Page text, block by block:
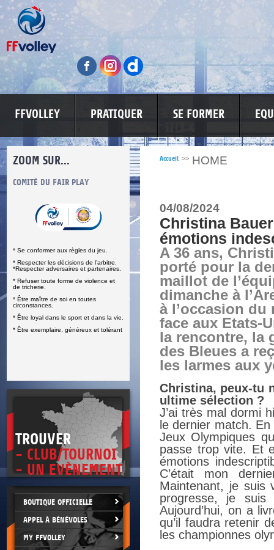
FFVOLLEY PRATIQUER SE FORMER
ZOOM SUR...
COMITÉ DU FAIR PLAY
* Se conformer aux règles du jeu.
* Respecter les décisions de l’arbitre.
*Respecter adversaires et partenaires.
* Refuser toute forme de violence et
de tricherie.
* Être maître de soi en toutes
circonstances.
* Être loyal dans le sport et dans la vie.
* Être exemplaire, généreux et tolérant
LUTTE CONTRE LES VIOLENCES
TROUVER
- CLUB/TOURNOI
- UN EVÈNEMENT
BOUTIQUE OFFICIELLE
APPEL À BÉNÉVOLES
MY FFVOLLEY
Accueil >> HOME
04/08/2024
Christina
émotions
A 36 ans,
porté pour la
maillot de
dimanche à
à l’occasion du
face aux Etats-
la rencontre, la
des Bleues a
les larmes aux
Christina, peux-tu
ultime sélection ?
J’ai très mal dormi
le dernier match.
Jeux Olympiques
passe trop vite. Et
émotions
C’était mon
Maintenant, je suis
progresse, je
Aujourd’hui, on a
qu’il faudra retenir
les championnes